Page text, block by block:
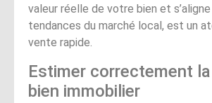
valeur réelle de votre bien et
tendances du marché local, est un
vente rapide.
Estimer correctement
bien immobilier